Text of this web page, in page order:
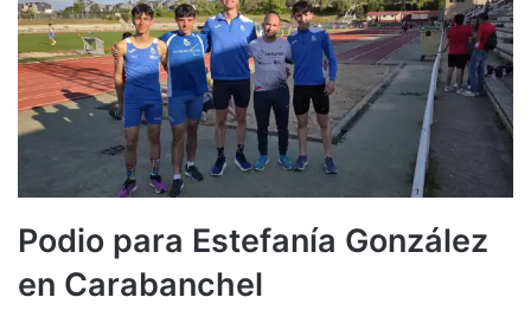
Podio para Estefanía González
en Carabanchel